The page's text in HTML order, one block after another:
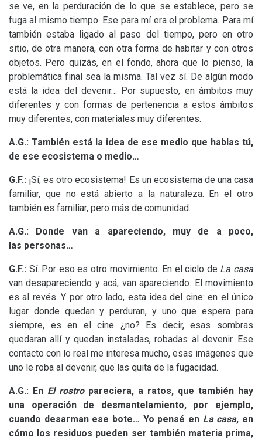
se ve, en la perduración de lo que se establece, pero se
fuga al mismo tiempo. Ese para mí era el problema. Para mí
también estaba ligado al paso del tiempo, pero en otro
sitio, de otra manera, con otra forma de habitar y con otros
objetos. Pero quizás, en el fondo, ahora que lo pienso, la
problemática final sea la misma. Tal vez sí. De algún modo
está la idea del devenir… Por supuesto, en ámbitos muy
diferentes y con formas de pertenencia a estos ámbitos
muy diferentes, con materiales muy diferentes.
A.G.: También está la idea de ese medio que hablas tú,
de ese ecosistema o medio…
G.F.: ¡Sí, es otro ecosistema! Es un ecosistema de una casa
familiar, que no está abierto a la naturaleza. En el otro
también es familiar, pero más de comunidad…
A.G.: Donde van a apareciendo, muy de a poco,
las personas…
G.F.: Sí. Por eso es otro movimiento. En el ciclo de La casa
van desapareciendo y acá, van apareciendo. El movimiento
es al revés. Y por otro lado, esta idea del cine: en el único
lugar donde quedan y perduran, y uno que espera para
siempre, es en el cine ¿no? Es decir, esas sombras
quedaran allí y quedan instaladas, robadas al devenir. Ese
contacto con lo real me interesa mucho, esas imágenes que
uno le roba al devenir, que las quita de la fugacidad.
A.G.: En El rostro pareciera, a ratos, que también hay
una operación de desmantelamiento, por ejemplo,
cuando desarman ese bote… Yo pensé en La casa, en
cómo los residuos pueden ser también materia prima,